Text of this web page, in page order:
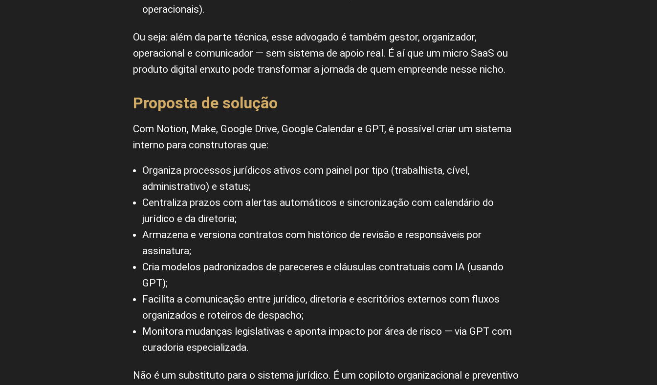
operacionais).
Ou seja: além da parte técnica, esse advogado é também gestor, organizador,
operacional e comunicador — sem sistema de apoio real. É aí que um micro SaaS ou
produto digital enxuto pode transformar a jornada de quem empreende nesse nicho.
Proposta de solução
Com Notion, Make, Google Drive, Google Calendar e GPT, é possível criar um sistema
interno para construtoras que:
Organiza processos jurídicos ativos com painel por tipo (trabalhista, cível,
administrativo) e status;
Centraliza prazos com alertas automáticos e sincronização com calendário do
jurídico e da diretoria;
Armazena e versiona contratos com histórico de revisão e responsáveis por
assinatura;
Cria modelos padronizados de pareceres e cláusulas contratuais com IA (usando
GPT);
Facilita a comunicação entre jurídico, diretoria e escritórios externos com fluxos
organizados e roteiros de despacho;
Monitora mudanças legislativas e aponta impacto por área de risco — via GPT com
curadoria especializada.
Não é um substituto para o sistema jurídico. É um copiloto organizacional e preventivo